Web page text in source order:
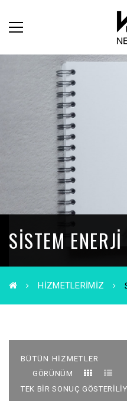
SISTEM ENERJI
HIZMETLERIMIZ
GÖRÜNÜM
TEK BIR SONUÇ